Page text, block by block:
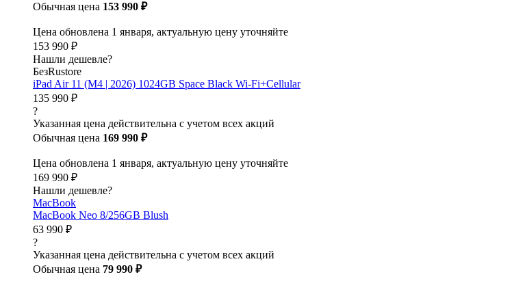
Обычная цена 153 990 ₽
Цена обновлена 1 января, актуальную цену уточняйте
153 990 ₽
Нашли дешевле?
БезRustore
iPad Air 11 (M4 | 2026) 1024GB Space Black Wi-Fi+Cellular
135 990 ₽
?
Указанная цена действительна с учетом всех акций
Обычная цена 169 990 ₽
Цена обновлена 1 января, актуальную цену уточняйте
169 990 ₽
Нашли дешевле?
MacBook
MacBook Neo 8/256GB Blush
63 990 ₽
?
Указанная цена действительна с учетом всех акций
Обычная цена 79 990 ₽